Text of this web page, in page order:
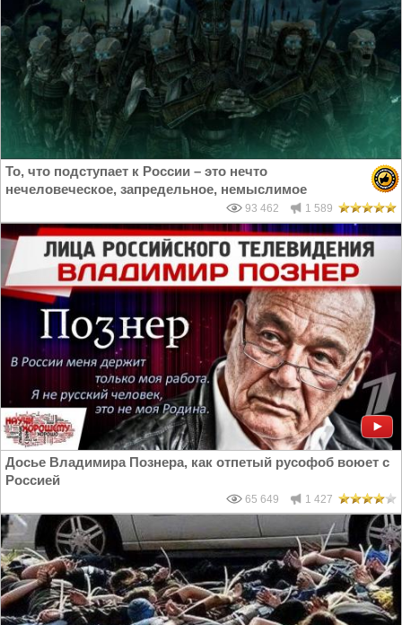
То, что подступает к России – это нечто
нечеловеческое, запредельное, немыслимое
93 462 1 589
Досье Владимира Познера, как отпетый русофоб воюет с
Россией
65 649 1 427